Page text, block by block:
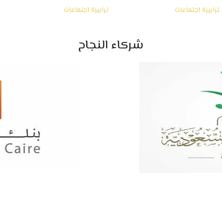
ترابيزة اجتماعات
ترابيزة اجتماعات
شركاء النجاح